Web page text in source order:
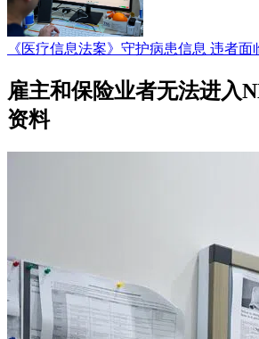
《医疗信息法案》守护病患信息 违者面
雇主和保险业者无法进入
资料